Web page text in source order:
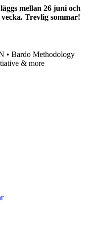
mellan 26 juni och
Trevlig sommar!
• Bardo Methodology
& more